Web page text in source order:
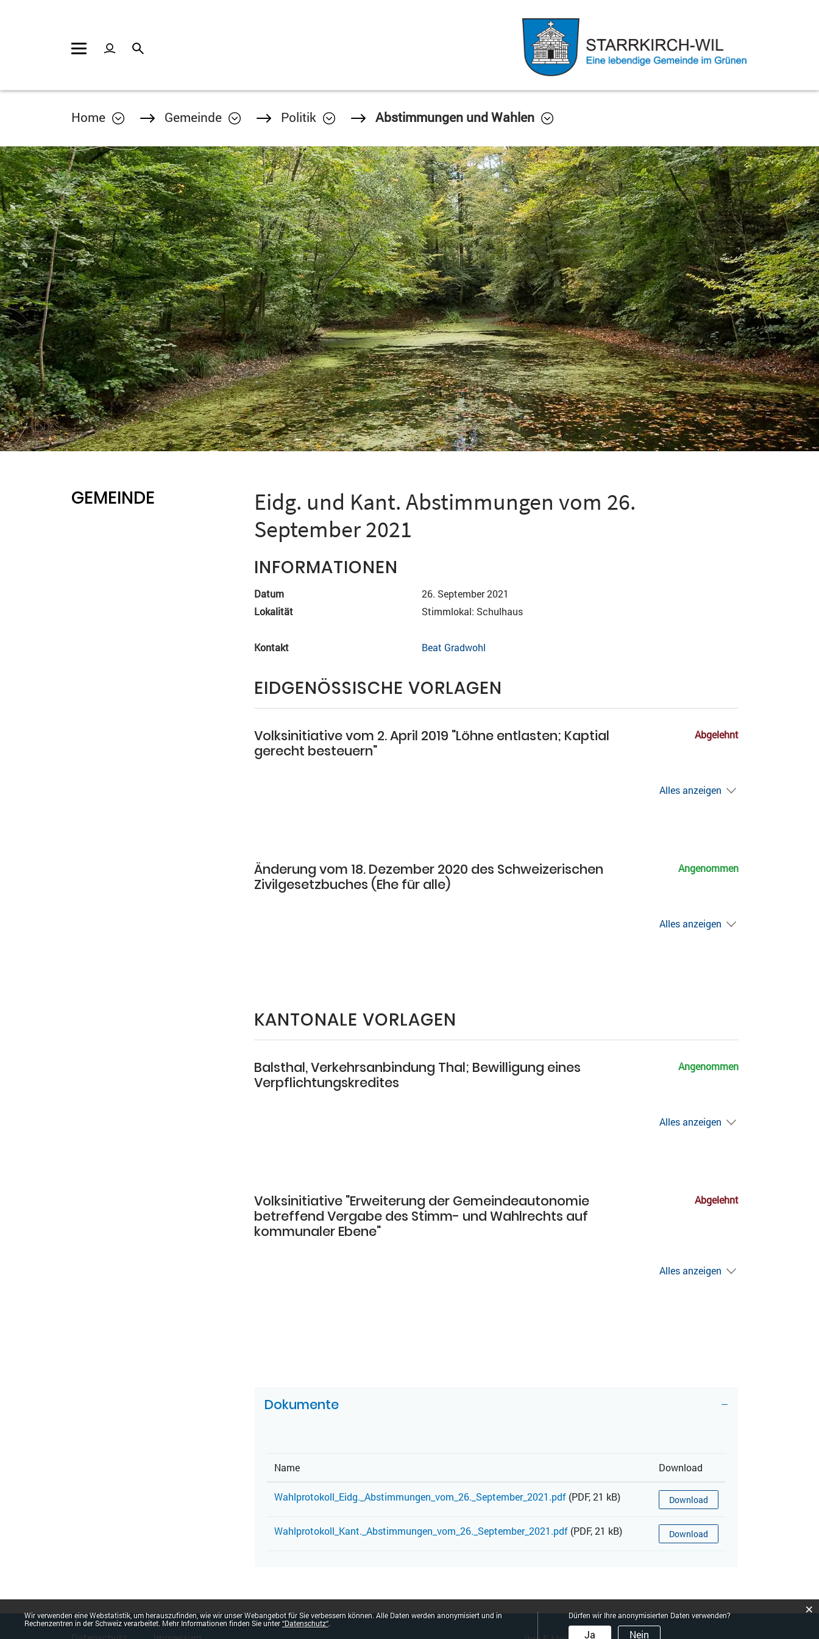
Home Gemeinde Politik Abstimmungen und Wahlen
GEMEINDE
Eidg. und Kant. Abstimmungen vom 26.
September 2021
INFORMATIONEN
Datum
26. September 2021
Lokalität
Stimmlokal: Schulhaus
Kontakt Beat Gradwohl
EIDGENÖSSISCHE VORLAGEN
Volksinitiative vom 2. April 2019 "Löhne entlasten; Kaptial
gerecht besteuern"
Abgelehnt
Alles anzeigen
Änderung vom 18. Dezember 2020 des Schweizerischen
Zivilgesetzbuches (Ehe für alle)
Angenommen
Alles anzeigen
KANTONALE VORLAGEN
Balsthal, Verkehrsanbindung Thal; Bewilligung eines
Verpflichtungskredites
Angenommen
Alles anzeigen
Volksinitiative "Erweiterung der Gemeindeautonomie
betreffend Vergabe des Stimm- und Wahlrechts auf
kommunaler Ebene"
Abgelehnt
Alles anzeigen
Dokumente
Name Download
Wahlprotokoll_Eidg._Abstimmungen_vom_26._September_2021.pdf (PDF, 21 kB) Download
Wahlprotokoll_Kant._Abstimmungen_vom_26._September_2021.pdf (PDF, 21 kB) Download
Fusszeile
Webstatistik
Wir verwenden eine Webstatistik, um herauszufinden, wie wir unser Webangebot für Sie verbessern können. Alle Daten werden anonymisiert und in
Rechenzentren in der Schweiz verarbeitet. Mehr Informationen finden Sie unter“Datenschutz“.
Dürfen wir Ihre anonymisierten Daten verwenden?
Ja Nein
×